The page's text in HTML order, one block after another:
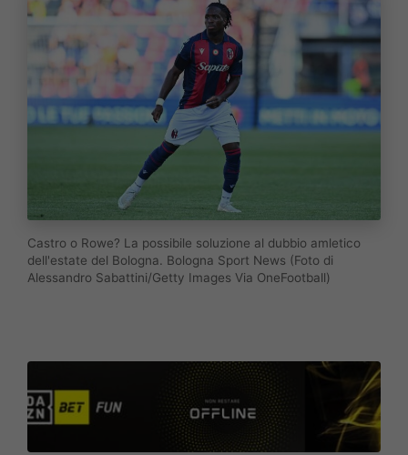
Castro o Rowe? La possibile soluzione al dubbio amletico
dell'estate del Bologna. Bologna Sport News (Foto di
Alessandro Sabattini/Getty Images Via OneFootball)